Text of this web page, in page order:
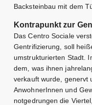
Backsteinbau mit dem
Kontrapunkt zur
Das Centro Sociale
Gentrifizierung, soll
umstrukturierten Stadt.
dem, was ihnen
verkauft wurde, genervt
AnwohnerInnen und
notgedrungen die